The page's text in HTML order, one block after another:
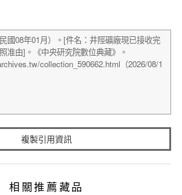
複製引用資訊
相關推薦藏品